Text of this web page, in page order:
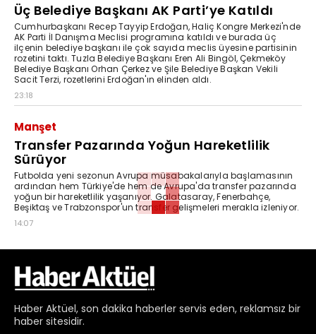
Üç Belediye Başkanı AK Parti’ye Katıldı
Cumhurbaşkanı Recep Tayyip Erdoğan, Haliç Kongre Merkezi'nde
AK Parti İl Danışma Meclisi programına katıldı ve burada üç
ilçenin belediye başkanı ile çok sayıda meclis üyesine partisinin
rozetini taktı. Tuzla Belediye Başkanı Eren Ali Bingöl, Çekmeköy
Belediye Başkanı Orhan Çerkez ve Şile Belediye Başkan Vekili
Sacit Terzi, rozetlerini Erdoğan'ın elinden aldı.
23:18
Manşet
Transfer Pazarında Yoğun Hareketlilik
Sürüyor
Futbolda yeni sezonun Avrupa müsabakalarıyla başlamasının
ardından hem Türkiye'de hem de Avrupa'da transfer pazarında
yoğun bir hareketlilik yaşanıyor. Galatasaray, Fenerbahçe,
Beşiktaş ve Trabzonspor'un transfer gelişmeleri merakla izleniyor.
14:07
Haber Aktüel, son dakika haberler servis eden, reklamsız bir
haber sitesidir.